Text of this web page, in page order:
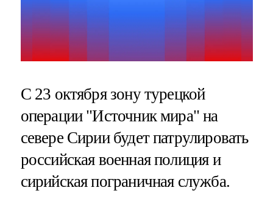
С 23 октября зону турецкой
операции "Источник мира" на
севере Сирии будет патрулировать
российская военная полиция и
сирийская пограничная служба.